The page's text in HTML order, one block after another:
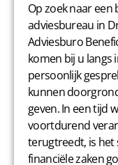
Op zoek naar
adviesbureau in
Adviesburo
komen bij u langs
persoonlijk
kunnen
geven. In een tijd
voortdurend
terugtreedt, is het
financiële zaken